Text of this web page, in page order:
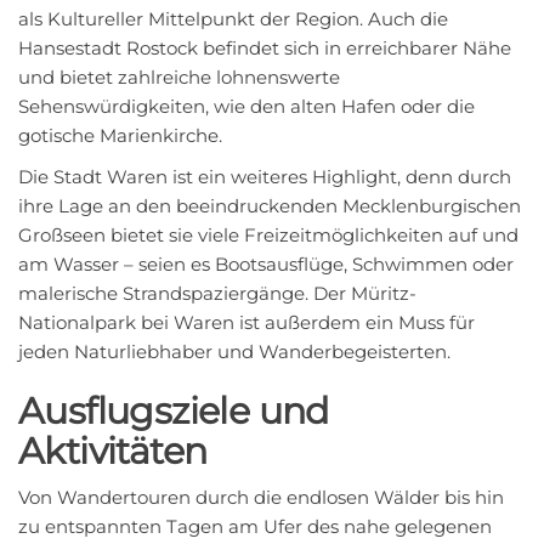
als Kultureller Mittelpunkt der Region. Auch die
Hansestadt Rostock befindet sich in erreichbarer Nähe
und bietet zahlreiche lohnenswerte
Sehenswürdigkeiten, wie den alten Hafen oder die
gotische Marienkirche.
Die Stadt Waren ist ein weiteres Highlight, denn durch
ihre Lage an den beeindruckenden Mecklenburgischen
Großseen bietet sie viele Freizeitmöglichkeiten auf und
am Wasser – seien es Bootsausflüge, Schwimmen oder
malerische Strandspaziergänge. Der Müritz-
Nationalpark bei Waren ist außerdem ein Muss für
jeden Naturliebhaber und Wanderbegeisterten.
Ausflugsziele und
Aktivitäten
Von Wandertouren durch die endlosen Wälder bis hin
zu entspannten Tagen am Ufer des nahe gelegenen